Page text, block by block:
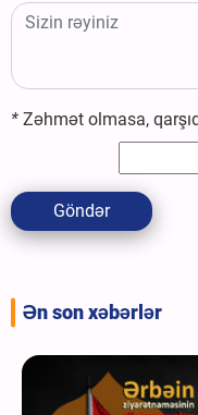
* Zəhmət olmasa,
Göndər
Ən son xəbərlər